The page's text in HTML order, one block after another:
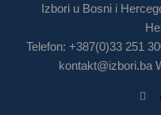
Izbori u Bosni i
Telefon: +387(0)33 251
kontakt@izbori.ba